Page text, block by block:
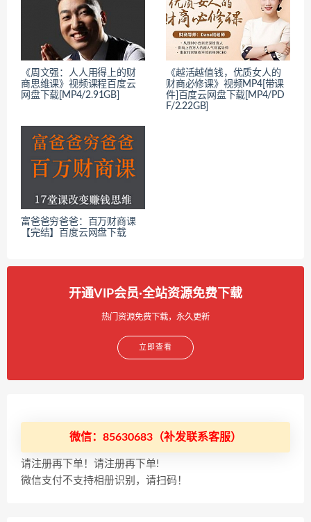
《周文强：人人用得上的财
商思维课》视频课程百度云
网盘下载[MP4/2.91GB]
《越活越值钱，优质女人的
财商必修课》视频MP4[带课
件]百度云网盘下载[MP4/PD
F/2.22GB]
富爸爸穷爸爸：百万财商课
【完结】百度云网盘下载
开通VIP会员·全站资源免费下载
热门资源免费下载，永久更新
立即查看
微信：85630683（补发联系客服）
请注册再下单！请注册再下单!
微信支付不支持相册识别，请扫码！